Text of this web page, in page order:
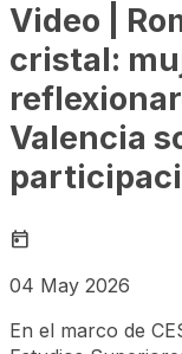
Video |
cristal:
Valencia
today
04 May 2026
En el marco de